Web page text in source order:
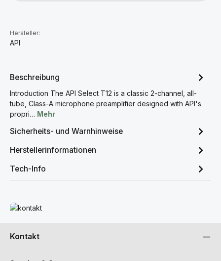
Hersteller:
API
Beschreibung
Introduction The API Select T12 is a classic 2-channel, all-
tube, Class-A microphone preamplifier designed with API's
propri… Mehr
Sicherheits- und Warnhinweise
Herstellerinformationen
Tech-Info
Mehr erfahren
Kontakt